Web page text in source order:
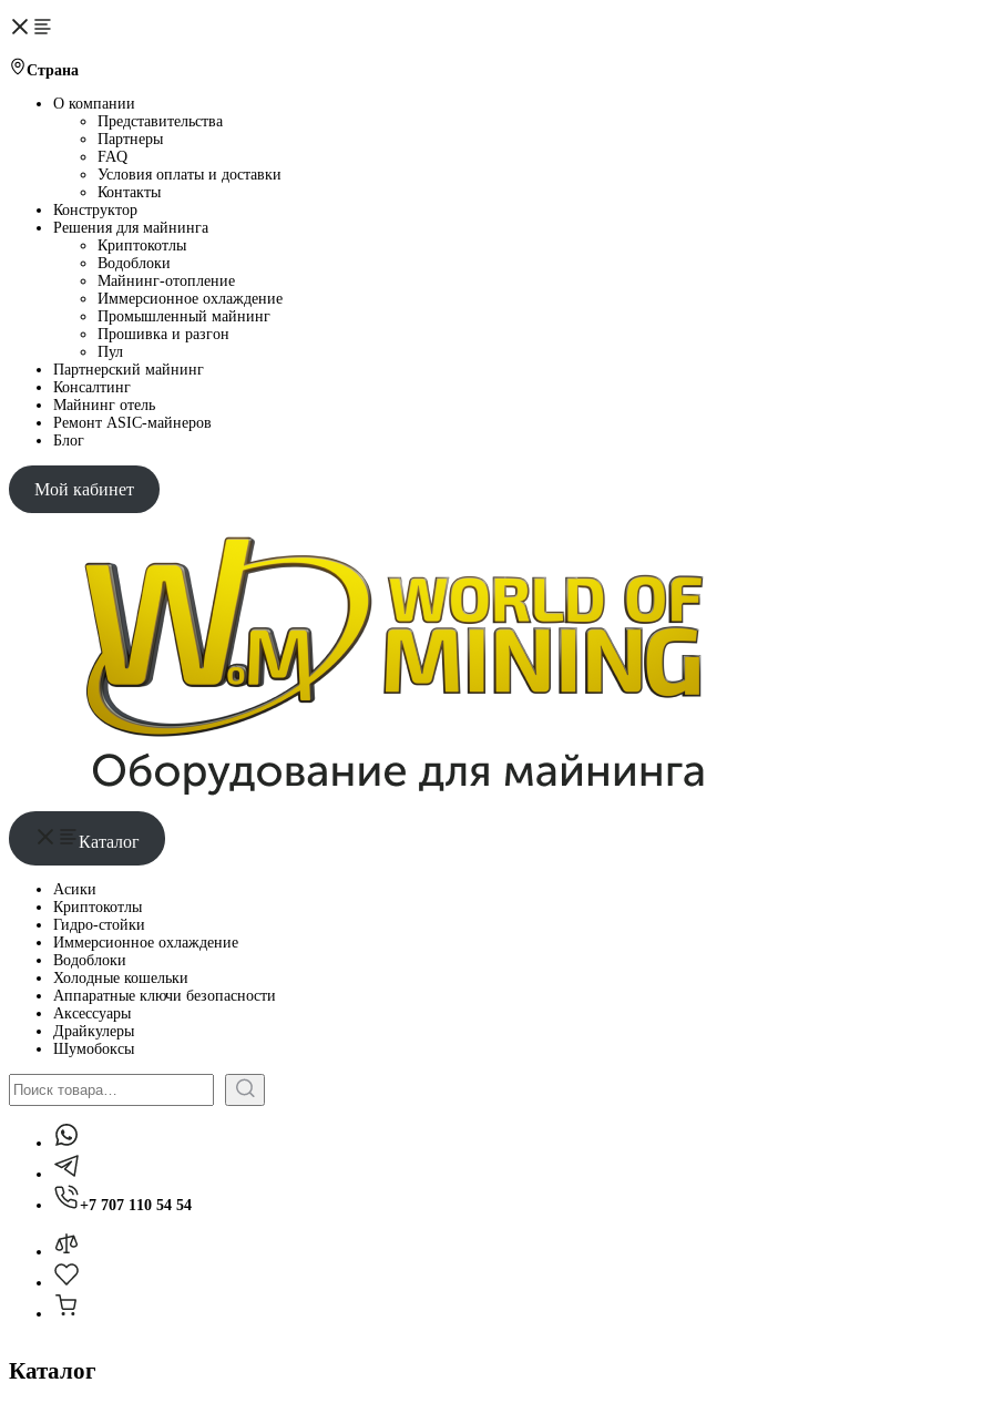
Страна
О компании
Представительства
Партнеры
FAQ
Условия оплаты и доставки
Контакты
Конструктор
Решения для майнинга
Криптокотлы
Водоблоки
Майнинг-отопление
Иммерсионное охлаждение
Промышленный майнинг
Прошивка и разгон
Пул
Партнерский майнинг
Консалтинг
Майнинг отель
Ремонт ASIC-майнеров
Блог
Мой кабинет
Каталог
Асики
Криптокотлы
Гидро-стойки
Иммерсионное охлаждение
Водоблоки
Холодные кошельки
Аппаратные ключи безопасности
Аксессуары
Драйкулеры
Шумобоксы
Поиск
+7 707 110 54 54
Каталог